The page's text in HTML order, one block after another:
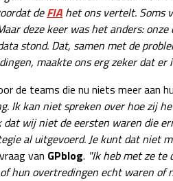
deFIA het ons vertelt. Soms
deze keer was het anders:
stond. Dat, samen met de
maakte ons erg zeker dat er
de teams die nu niets meer aan
Ik kan niet spreken over hoe zij
wij niet de eersten waren die
al uitgevoerd. Je kunt dat niet
van GPblog. "Ik heb met ze te
hun overtredingen echt waren of